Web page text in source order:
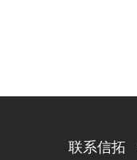
联系信拓